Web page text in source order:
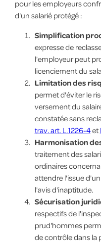
pour les employeurs
d'un salarié protégé :
Simplification
expresse de
l'employeur peut
licenciement du
Limitation des
permet d'éviter le
versement du
constatée sans
trav. art. L.1226-4et
Harmonisation
traitement des
ordinaires
attendre l'issue
l'avis d'inaptitude.
Sécurisation
respectifs de
prud'hommes
de contrôle dans la